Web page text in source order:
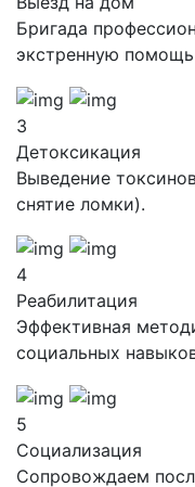
Бригада
экстренную
3
Детоксикация
Выведение
снятие ломки).
4
Реабилитация
Эффективная
социальных
5
Социализация
Сопровождаем